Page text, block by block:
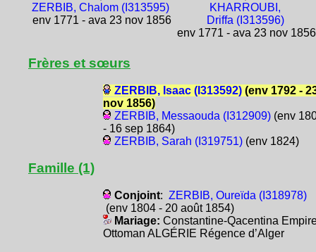
ZERBIB, Chalom (I313595)
env 1771 - ava 23 nov 1856
KHARROUBI,
Driffa (I313596)
env 1771 - ava 23 nov 1856
Frères et sœurs
ZERBIB, Isaac (I313592)(env 1792 -
nov 1856)
ZERBIB, Messaouda (I312909)(env
- 16 sep 1864)
ZERBIB, Sarah (I319751)(env 1824)
Famille (1)
Conjoint: ZERBIB, Oureïda (I318978)
(env 1804 - 20 août 1854)
Mariage: Constantine-Qacentina
Ottoman ALGÉRIE Régence d’Alger